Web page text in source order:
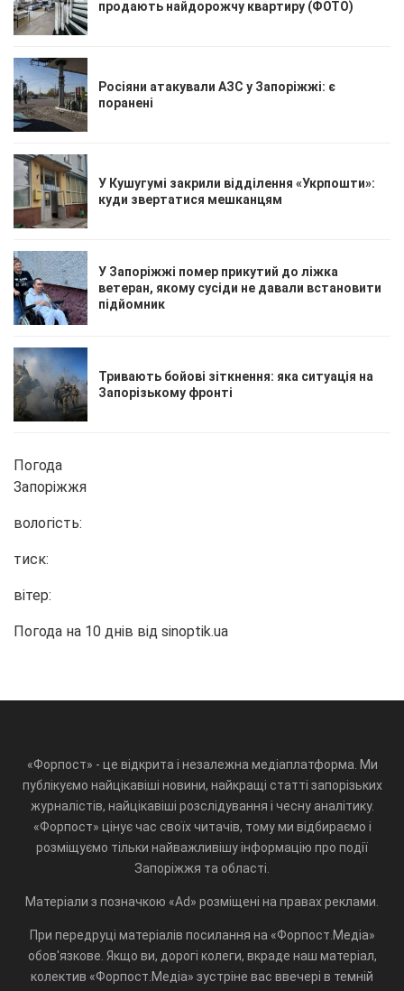
продають найдорожчу квартиру (ФОТО)
Росіяни атакували АЗС у Запоріжжі: є
поранені
У Кушугумі закрили відділення «Укрпошти»:
куди звертатися мешканцям
У Запоріжжі помер прикутий до ліжка
ветеран, якому сусіди не давали встановити
підйомник
Тривають бойові зіткнення: яка ситуація на
Запорізькому фронті
Погода
Запоріжжя
вологість:
тиск:
вітер:
Погода на 10 днів від sinoptik.ua
«Форпост» - це відкрита і незалежна медіаплатформа. Ми
публікуємо найцікавіші новини, найкращі статті запорізьких
журналістів, найцікавіші розслідування і чесну аналітику.
«Форпост» цінує час своїх читачів, тому ми відбираємо і
розміщуємо тільки найважливішу інформацію про події
Запоріжжя та області.
Матеріали з позначкою «Ad» розміщені на правах реклами.
При передруці матеріалів посилання на «Форпост.Медіа»
обов'язкове. Якщо ви, дорогі колеги, вкраде наш матеріал,
колектив «Форпост.Медіа» зустріне вас ввечері в темній